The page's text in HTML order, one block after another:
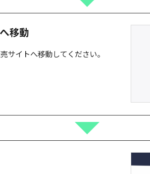
移動
サイトへ移動してください。